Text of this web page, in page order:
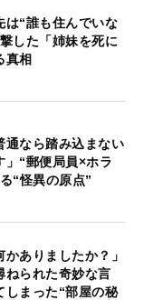
は“誰も住んでいな
した「姉妹を死に
真相
通なら踏み込まない
」“郵便局員×ホラ
“怪異の原点”
かありましたか？」
ねられた奇妙な言
まった“部屋の秘